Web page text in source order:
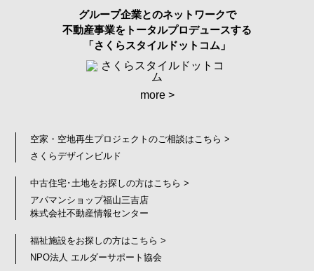
グループ企業とのネットワークで
不動産事業をトータルプロデュースする
「さくらスタイルドットコム」
more >
空家・空地再生プロジェクトのご相談はこちら >
さくらデザインビルド
中古住宅･土地をお探しの方はこちら >
アパマンショップ福山三吉店
株式会社不動産情報センター
福祉施設をお探しの方はこちら >
NPO法人 エルダーサポート協会